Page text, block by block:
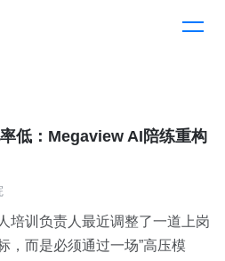
低：Megaview AI陪练重构
培训负责人最近调整了一道上岗
，而是必须通过一场”高压模